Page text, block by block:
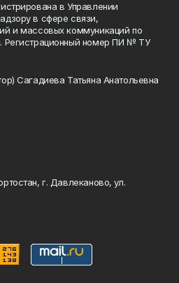
в Управлении
в сфере связи,
и массовых коммуникаций по
Регистрационный номер ПИ № ТУ
Сагадиева Татьяна Анатольевна
г. Давлеканово, ул.